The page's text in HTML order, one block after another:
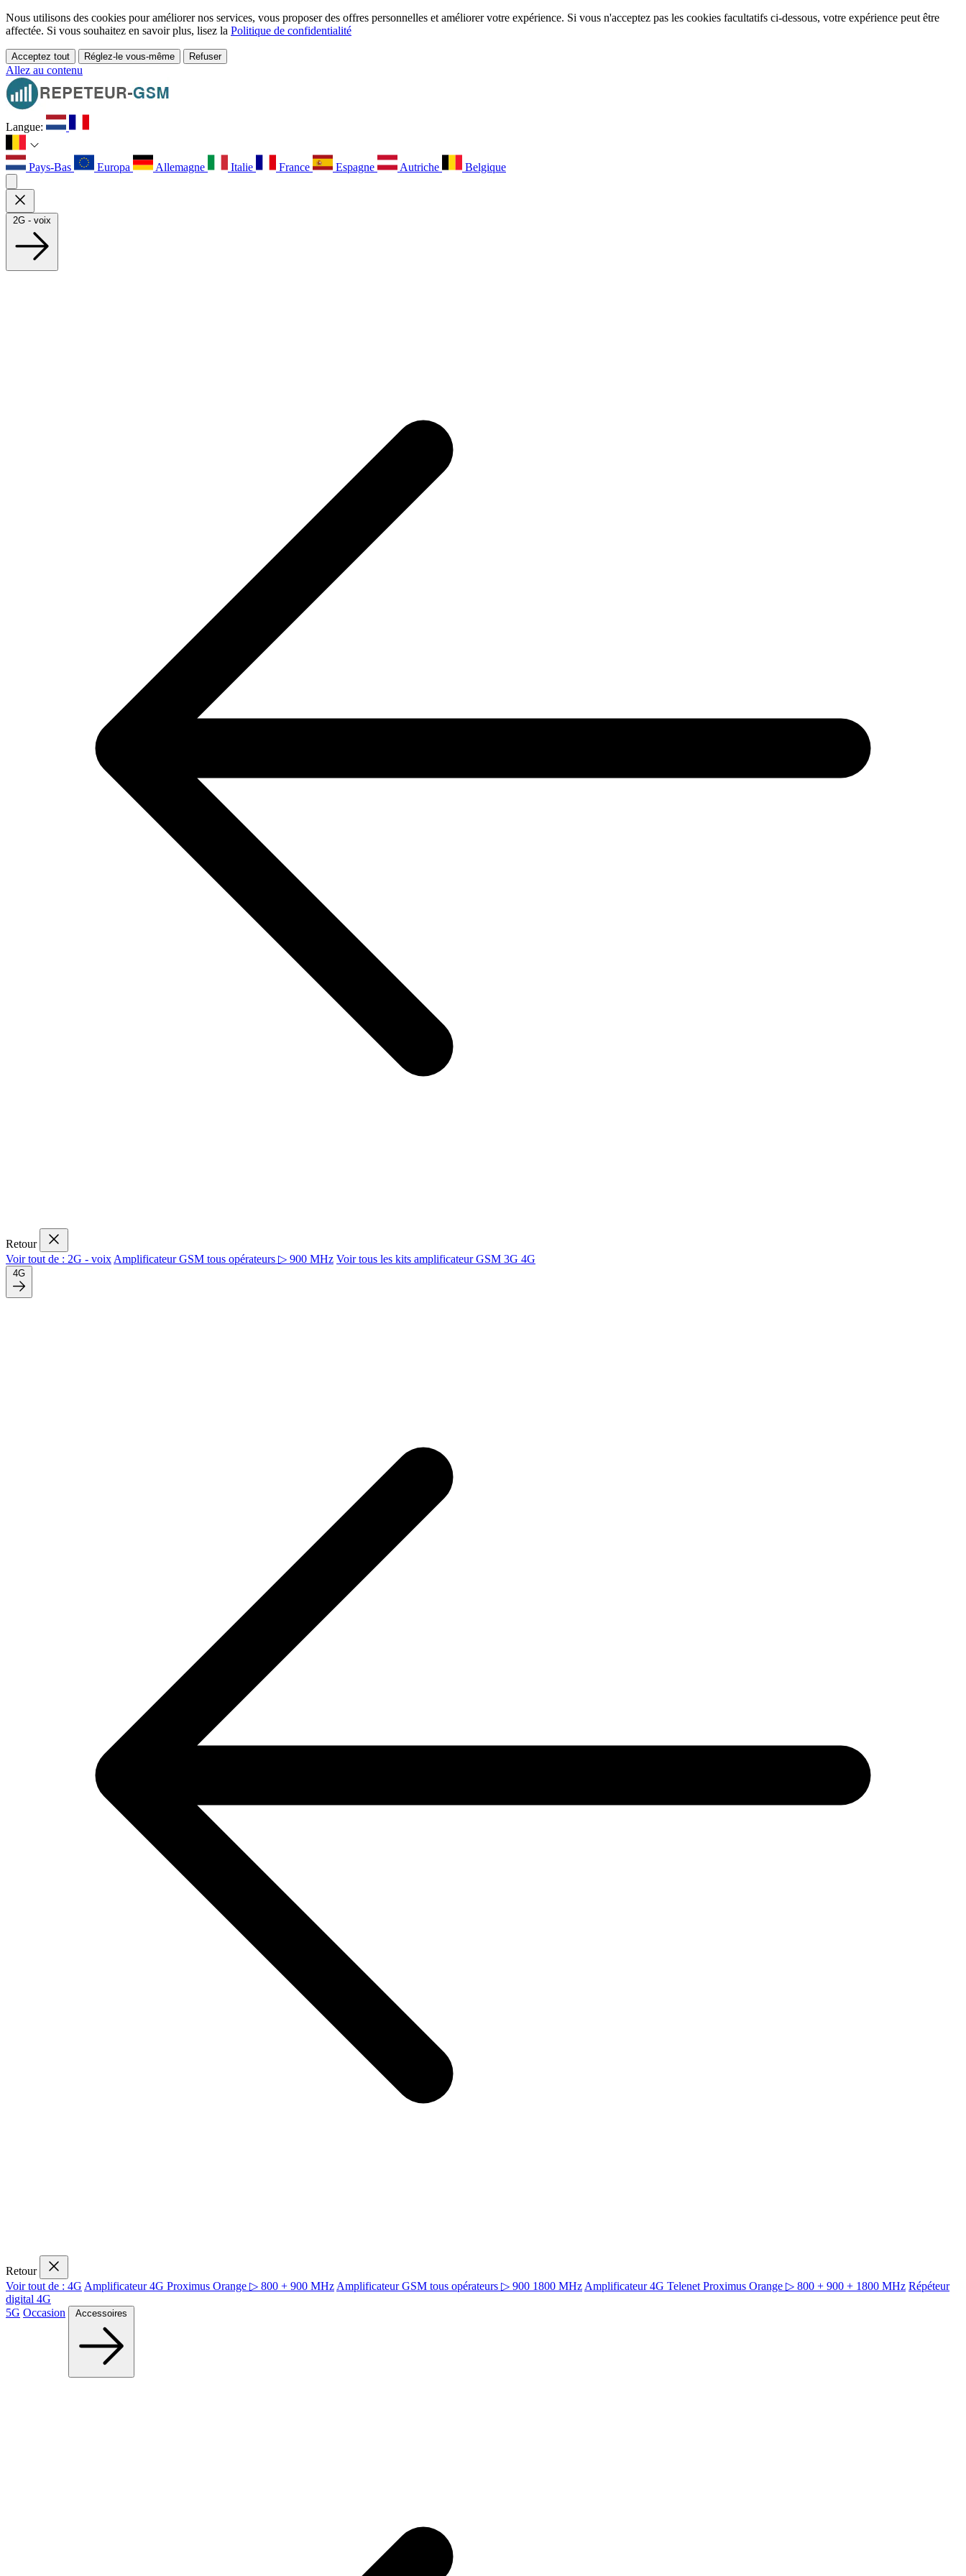
Nous utilisons des cookies pour améliorer nos services, vous proposer des offres personnelles et améliorer votre expérience. Si vous n'acceptez pas les cookies facultatifs ci-dessous, votre expérience peut être
affectée. Si vous souhaitez en savoir plus, lisez la Politique de confidentialité
Acceptez tout Réglez-le vous-même Refuser
Allez au contenu
Langue:
Pays-Bas Europa Allemagne Italie France Espagne Autriche Belgique
2G - voix
Retour
Voir tout de : 2G - voix Amplificateur GSM tous opérateurs ▷ 900 MHz Voir tous les kits amplificateur GSM 3G 4G
4G
Retour
Voir tout de : 4G Amplificateur 4G Proximus Orange ▷ 800 + 900 MHz Amplificateur GSM tous opérateurs ▷ 900 1800 MHz Amplificateur 4G Telenet Proximus Orange ▷ 800 + 900 + 1800 MHz Répéteur
digital 4G
5G Occasion Accessoires